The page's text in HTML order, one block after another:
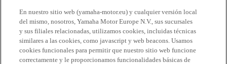
En nuestro sitio web (yamaha-motor.eu) y cualquier versión local
del mismo, nosotros, Yamaha Motor Europe N.V., sus sucursales
y sus filiales relacionadas, utilizamos cookies, incluidas técnicas
similares a las cookies, como javascript y web beacons. Usamos
cookies funcionales para permitir que nuestro sitio web funcione
correctamente y le proporcionamos funcionalidades básicas de